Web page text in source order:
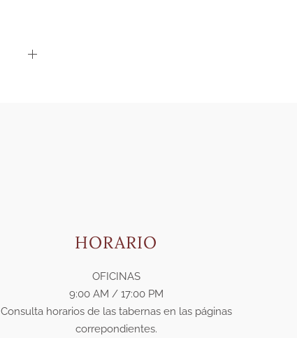
HORARIO
OFICINAS
9:00 AM / 17:00 PM
Consulta horarios de las tabernas en las páginas
correpondientes.